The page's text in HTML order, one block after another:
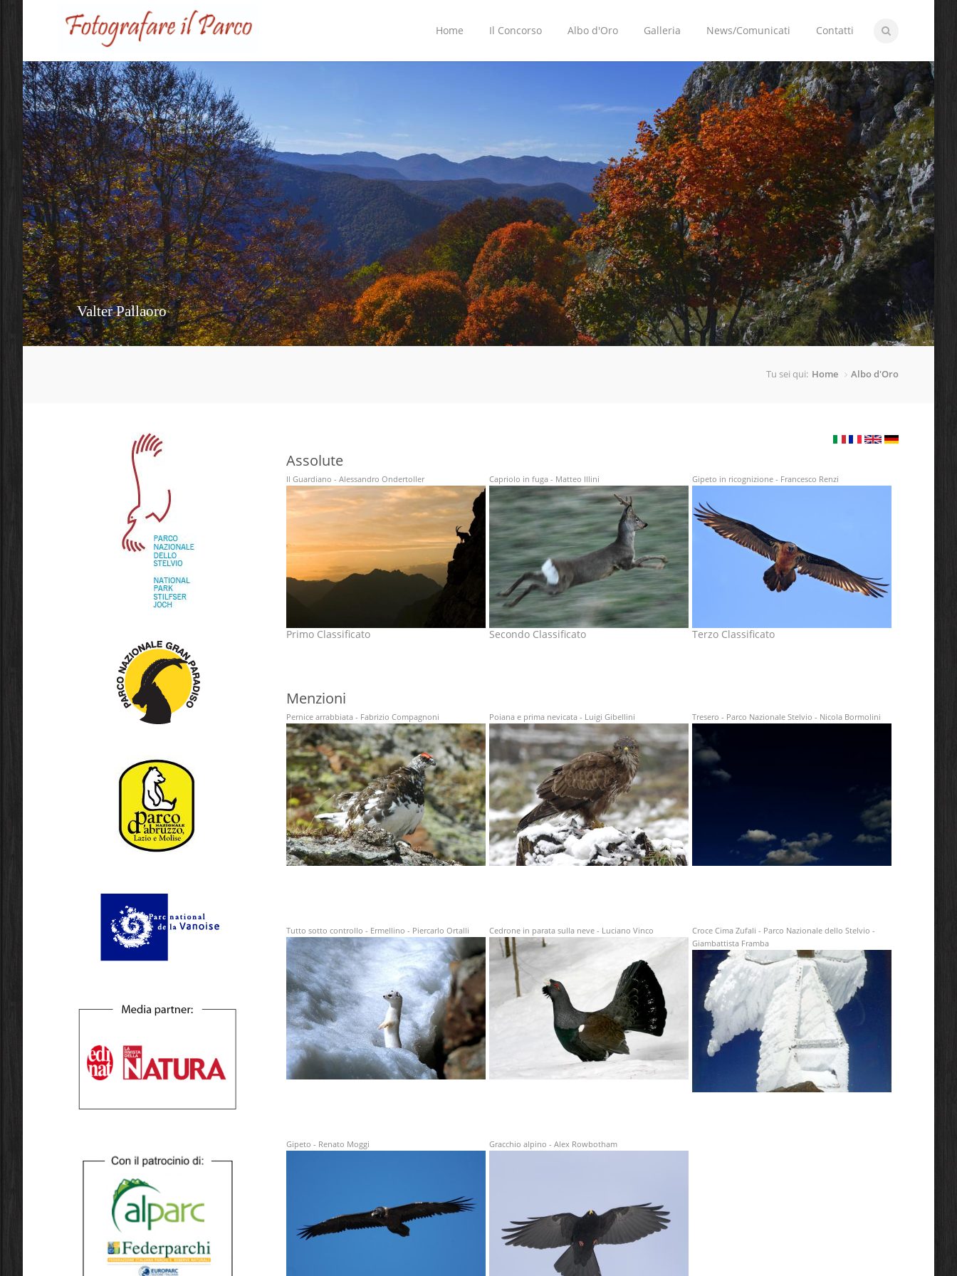
Salta al contenuto principale
Home Il Concorso Albo d'Oro Galleria News/Comunicati Contatti
Valter Pallaoro
Tu sei qui: Home Albo d'Oro
Assolute
Il Guardiano - Alessandro Ondertoller
Primo Classificato
Capriolo in fuga - Matteo Illini
Secondo Classificato
Gipeto in ricognizione - Francesco Renzi
Terzo Classificato
Menzioni
Pernice arrabbiata - Fabrizio Compagnoni Poiana e prima nevicata - Luigi Gibellini Tresero - Parco Nazionale Stelvio - Nicola Bormolini
Tutto sotto controllo - Ermellino - Piercarlo Ortalli Cedrone in parata sulla neve - Luciano Vinco
Croce Cima Zufali - Parco Nazionale dello Stelvio -
Giambattista Framba
Gipeto - Renato Moggi Gracchio alpino - Alex Rowbotham